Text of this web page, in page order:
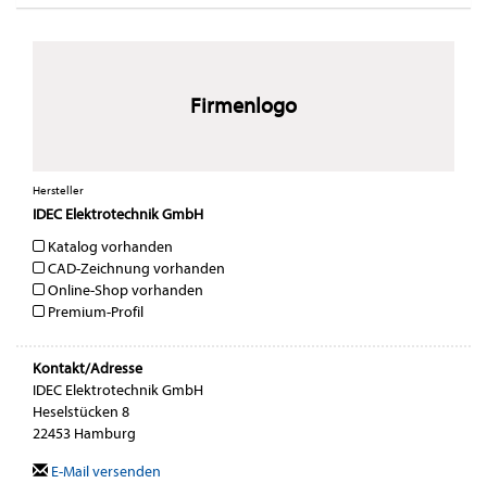
Firmenlogo
Hersteller
IDEC Elektrotechnik GmbH
Katalog vorhanden
CAD-Zeichnung vorhanden
Online-Shop vorhanden
Premium-Profil
Kontakt/Adresse
IDEC Elektrotechnik GmbH
Heselstücken 8
22453 Hamburg
E-Mail versenden